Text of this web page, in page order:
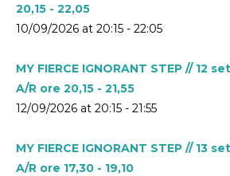
20,15 - 22,05
10/09/2026 at 20:15 - 22:05
MY FIERCE IGNORANT STEP // 12
A/R ore 20,15 - 21,55
12/09/2026 at 20:15 - 21:55
MY FIERCE IGNORANT STEP // 13
A/R ore 17,30 - 19,10